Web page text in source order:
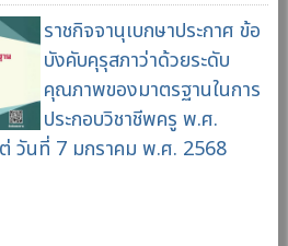
ราชกิจจานุเบกษาประกาศ ข้อ
บังคับคุรุสภาว่าด้วยระดับ
คุณภาพของมาตรฐานในการ
ประกอบวิชาชีพครู พ.ศ.
วันที่ 7 มกราคม พ.ศ. 2568